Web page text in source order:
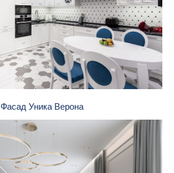
Фасад Уника Верона